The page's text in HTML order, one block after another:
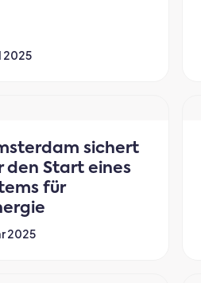
2025
sichert
den Start eines
für
2025